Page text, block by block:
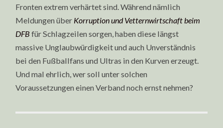
Fronten extrem verhärtet sind. Während nämlich
Meldungen über Korruption und Vetternwirtschaft beim
DFB für Schlagzeilen sorgen, haben diese längst
massive Unglaubwürdigkeit und auch Unverständnis
bei den Fußballfans und Ultras in den Kurven erzeugt.
Und mal ehrlich, wer soll unter solchen
Voraussetzungen einen Verband noch ernst nehmen?